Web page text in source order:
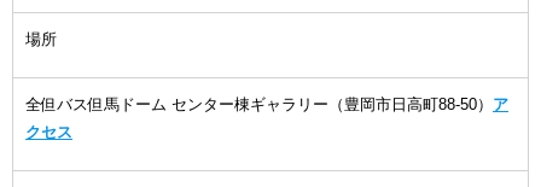
場所
全但バス但馬ドーム センター棟ギャラリー（豊岡市日高町88-50） ア
クセス